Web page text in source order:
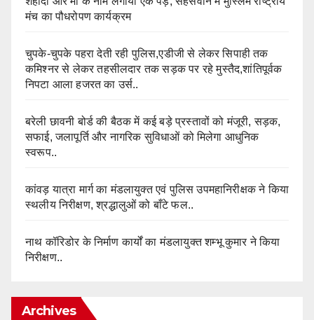
मंच का पौधरोपण कार्यक्रम
चुपके-चुपके पहरा देती रही पुलिस,एडीजी से लेकर सिपाही तक
कमिश्नर से लेकर तहसीलदार तक सड़क पर रहे मुस्तैद,शांतिपूर्वक
निपटा आला हजरत का उर्स..
बरेली छावनी बोर्ड की बैठक में कई बड़े प्रस्तावों को मंजूरी, सड़क,
सफाई, जलापूर्ति और नागरिक सुविधाओं को मिलेगा आधुनिक
स्वरूप..
कांवड़ यात्रा मार्ग का मंडलायुक्त एवं पुलिस उपमहानिरीक्षक ने किया
स्थलीय निरीक्षण, श्रद्धालुओं को बाँटे फल..
नाथ कॉरिडोर के निर्माण कार्यों का मंडलायुक्त शम्भू कुमार ने किया
निरीक्षण..
Archives